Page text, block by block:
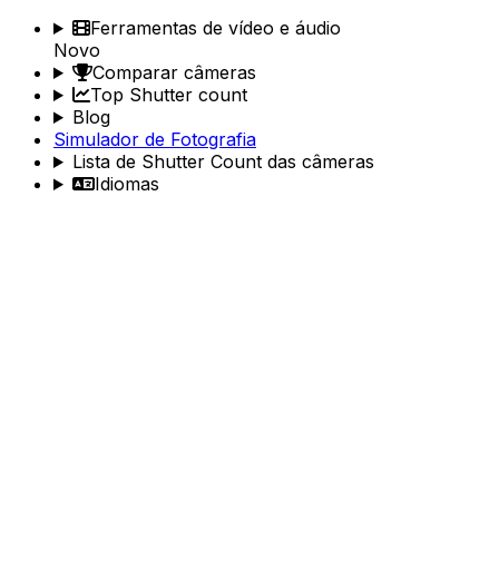
Ferramentas de vídeo e áudio
Novo
Comparar câmeras
Top Shutter count
Blog
Simulador de Fotografia
Lista de Shutter Count das câmeras
Idiomas